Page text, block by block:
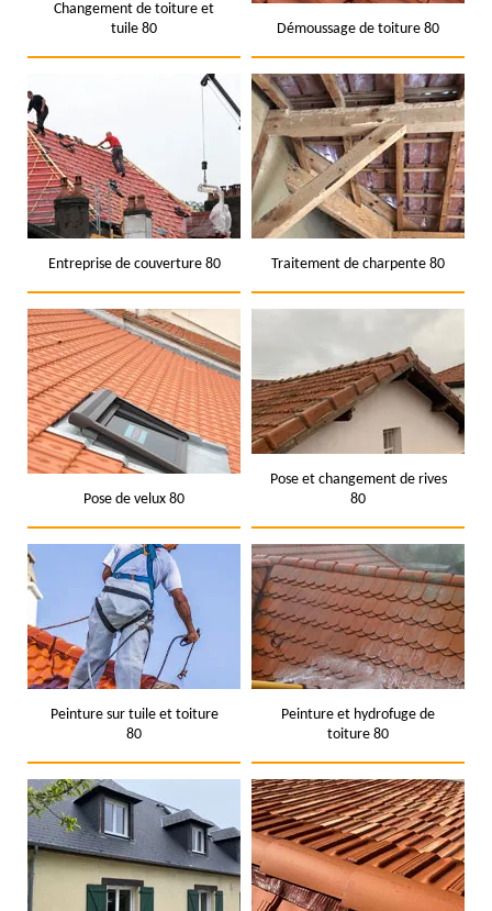
Changement de toiture et
tuile 80
Démoussage de toiture 80
Entreprise de couverture 80 Traitement de charpente 80
Pose de velux 80
Pose et changement de rives
80
Peinture sur tuile et toiture
80
Peinture et hydrofuge de
toiture 80